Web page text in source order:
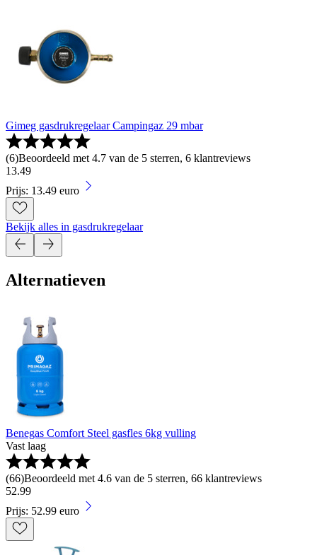
Gimeg gasdrukregelaar Campingaz 29 mbar
(6)Beoordeeld met 4.7 van de 5 sterren, 6 klantreviews
13.49
Prijs: 13.49 euro
Bekijk alles in gasdrukregelaar
Alternatieven
Benegas Comfort Steel gasfles 6kg vulling
Vast laag
(66)Beoordeeld met 4.6 van de 5 sterren, 66 klantreviews
52.99
Prijs: 52.99 euro